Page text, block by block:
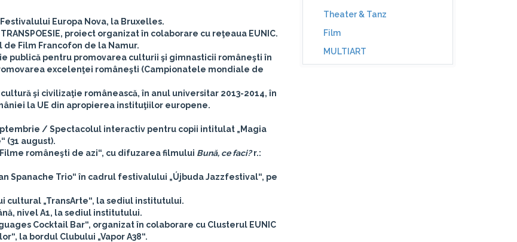
Europa Nova, la Bruxelles.
proiect organizat în colaborare cu reţeaua EUNIC.
Film Francofon de la Namur.
publică pentru promovarea culturii şi gimnasticii româneşti în
excelenţei româneşti (Campionatele mondiale de
şi civilizaţie românească, în anul universitar 2013-2014, în
la UE din apropierea instituţiilor europene.
/ Spectacolul interactiv pentru copii intitulat „Magia
(31 august).
româneşti de azi“, cu difuzarea filmului Bună, ce faci?r.:
Spanache Trio“ în cadrul festivalului „Újbuda Jazzfestival“, pe
cultural „TransArte“, la sediul institutului.
nivel A1, la sediul institutului.
Cocktail Bar“, organizat în colaborare cu Clusterul EUNIC
la bordul Clubului „Vapor A38“.
Theater & Tanz
Film
MULTIART